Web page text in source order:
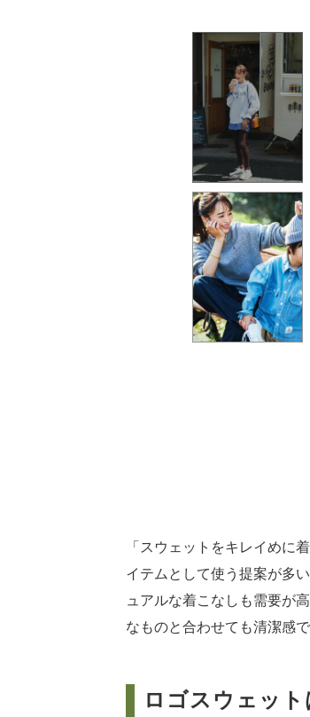
「スウェットをキレイめに
イテムとして使う提案が多
ュアルな着こなしも需要が
なものと合わせても清潔感
ロゴスウェッ